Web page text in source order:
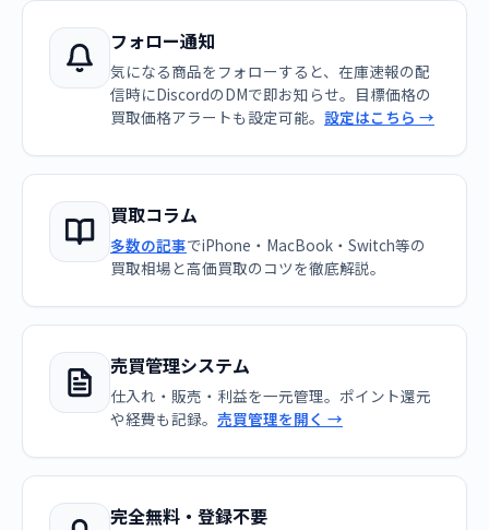
フォロー通知
気になる商品をフォローすると、在庫速報の配
信時にDiscordのDMで即お知らせ。目標価格の
買取価格アラートも設定可能。 設定はこちら →
買取コラム
多数の記事でiPhone・MacBook・Switch等の
買取相場と高価買取のコツを徹底解説。
売買管理システム
仕入れ・販売・利益を一元管理。ポイント還元
や経費も記録。 売買管理を開く →
完全無料・登録不要